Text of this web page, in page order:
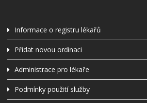
Informace o registru lékařů
Přidat novou ordinaci
Administrace pro lékaře
Podmínky použití služby